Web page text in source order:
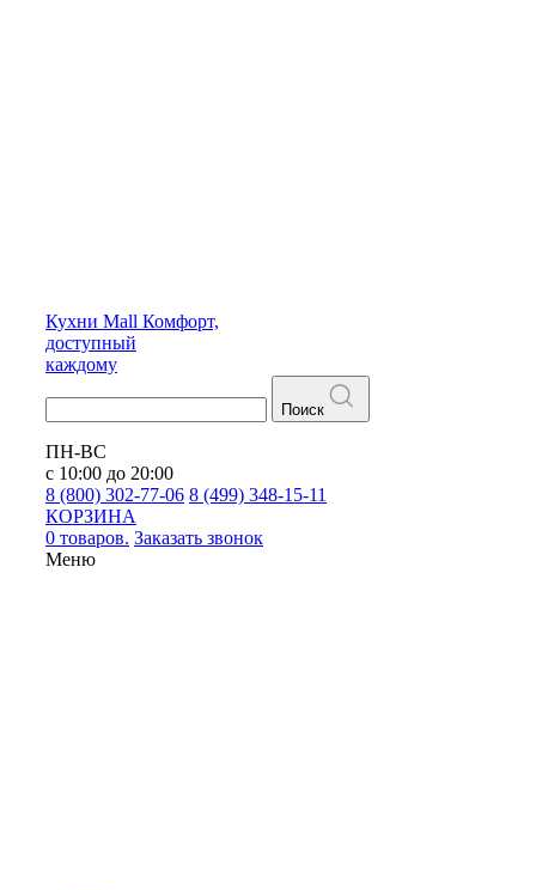
Кухни Mall Комфорт,
доступный
каждому
Поиск
ПН-ВС
с 10:00 до 20:00
8 (800) 302-77-06 8 (499) 348-15-11
КОРЗИНА
0 товаров. Заказать звонок
Меню